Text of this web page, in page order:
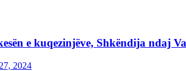
e kuqezinjëve, Shkëndija ndaj
2024